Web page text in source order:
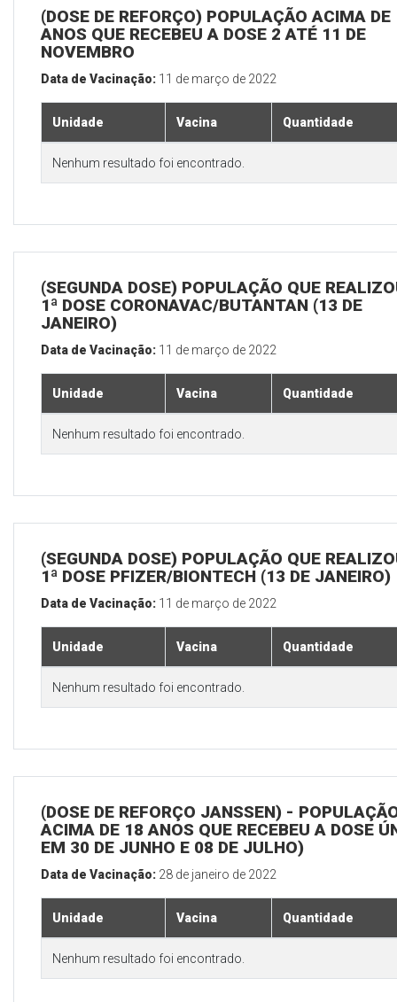
(DOSE DE REFORÇO) POPULAÇÃO ACIMA DE
ANOS QUE RECEBEU A DOSE 2 ATÉ 11 DE
NOVEMBRO
Data de Vacinação: 11 de março de 2022
Unidade Vacina Quantidade
Nenhum resultado foi encontrado.
(SEGUNDA DOSE) POPULAÇÃO QUE
1ª DOSE CORONAVAC/BUTANTAN (13 DE
JANEIRO)
Data de Vacinação: 11 de março de 2022
Unidade Vacina Quantidade
Nenhum resultado foi encontrado.
(SEGUNDA DOSE) POPULAÇÃO QUE
1ª DOSE PFIZER/BIONTECH (13 DE JANEIRO)
Data de Vacinação: 11 de março de 2022
Unidade Vacina Quantidade
Nenhum resultado foi encontrado.
(DOSE DE REFORÇO JANSSEN) -
ACIMA DE 18 ANOS QUE RECEBEU A DOSE
EM 30 DE JUNHO E 08 DE JULHO)
Data de Vacinação: 28 de janeiro de 2022
Unidade Vacina Quantidade
Nenhum resultado foi encontrado.